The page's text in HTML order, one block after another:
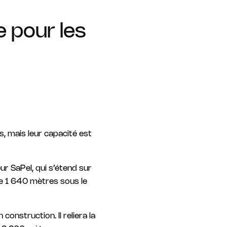
pour les
mais leur capacité est
SaPeI, qui s’étend sur
1 640 mètres sous le
construction. Il reliera la